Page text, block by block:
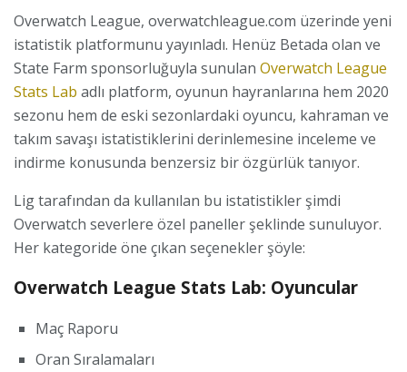
Overwatch League, overwatchleague.com üzerinde yeni
istatistik platformunu yayınladı. Henüz Betada olan ve
State Farm sponsorluğuyla sunulan Overwatch League
Stats Lab adlı platform, oyunun hayranlarına hem 2020
sezonu hem de eski sezonlardaki oyuncu, kahraman ve
takım savaşı istatistiklerini derinlemesine inceleme ve
indirme konusunda benzersiz bir özgürlük tanıyor.
Lig tarafından da kullanılan bu istatistikler şimdi
Overwatch severlere özel paneller şeklinde sunuluyor.
Her kategoride öne çıkan seçenekler şöyle:
Overwatch League Stats Lab: Oyuncular
Maç Raporu
Oran Sıralamaları